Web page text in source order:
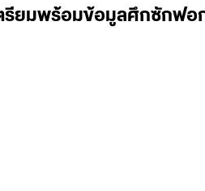
รียมพร้อมข้อมูลศึกซักฟอ